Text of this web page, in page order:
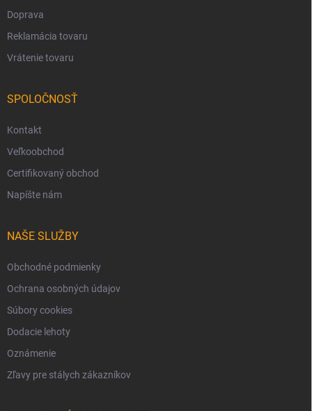
Doprava
Reklamácia tovaru
Vrátenie tovaru
SPOLOČNOSŤ
Kontakt
Veľkoobchod
Certifikovaný obchod
Napíšte nám
NAŠE SLUŽBY
Obchodné podmienky
Ochrana osobných údajov
Súbory cookies
Dodacie lehoty
Oznámenie
Zľavy pre stálych zákazníkov